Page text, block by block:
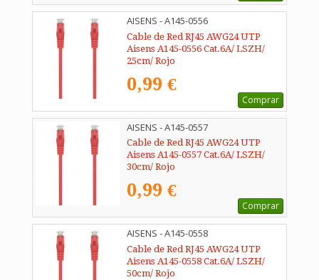
AISENS - A145-0556
Cable de Red RJ45 AWG24 UTP
Aisens A145-0556 Cat.6A/ LSZH/
25cm/ Rojo
0,99 €
Comprar
AISENS - A145-0557
Cable de Red RJ45 AWG24 UTP
Aisens A145-0557 Cat.6A/ LSZH/
30cm/ Rojo
0,99 €
Comprar
AISENS - A145-0558
Cable de Red RJ45 AWG24 UTP
Aisens A145-0558 Cat.6A/ LSZH/
50cm/ Rojo